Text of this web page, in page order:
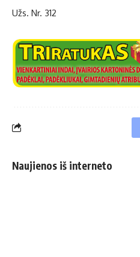
Užs. Nr. 312
Naujienos iš interneto